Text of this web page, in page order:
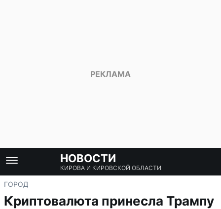
НОВОСТИ
КИРОВА И КИРОВСКОЙ ОБЛАСТИ
ГОРОД
Криптовалюта принесла Трампу